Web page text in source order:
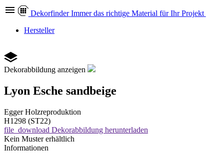
Dekorfinder Immer das richtige Material für Ihr Projekt
Hersteller
Dekorabbildung anzeigen
Lyon Esche sandbeige
Egger Holzreproduktion
H1298 (ST22)
file_download Dekorabbildung herunterladen
Kein Muster erhältlich
Informationen